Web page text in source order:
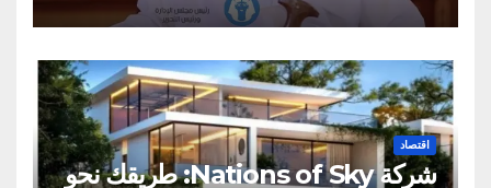
اقتصاد
شركة Nations of Sky: طريقك نحو